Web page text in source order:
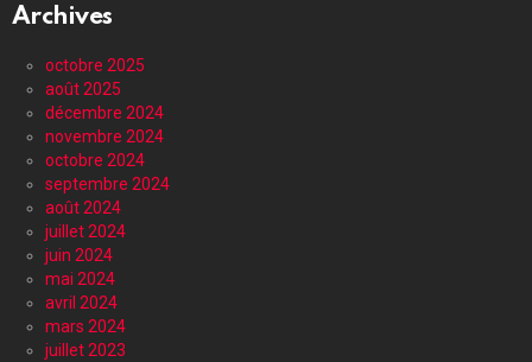
Archives
octobre 2025
août 2025
décembre 2024
novembre 2024
octobre 2024
septembre 2024
août 2024
juillet 2024
juin 2024
mai 2024
avril 2024
mars 2024
juillet 2023